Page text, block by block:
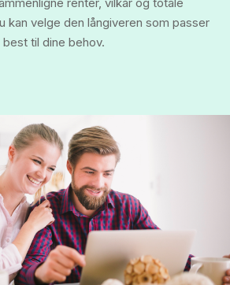
kan velge den långiveren som passer
best til dine behov.